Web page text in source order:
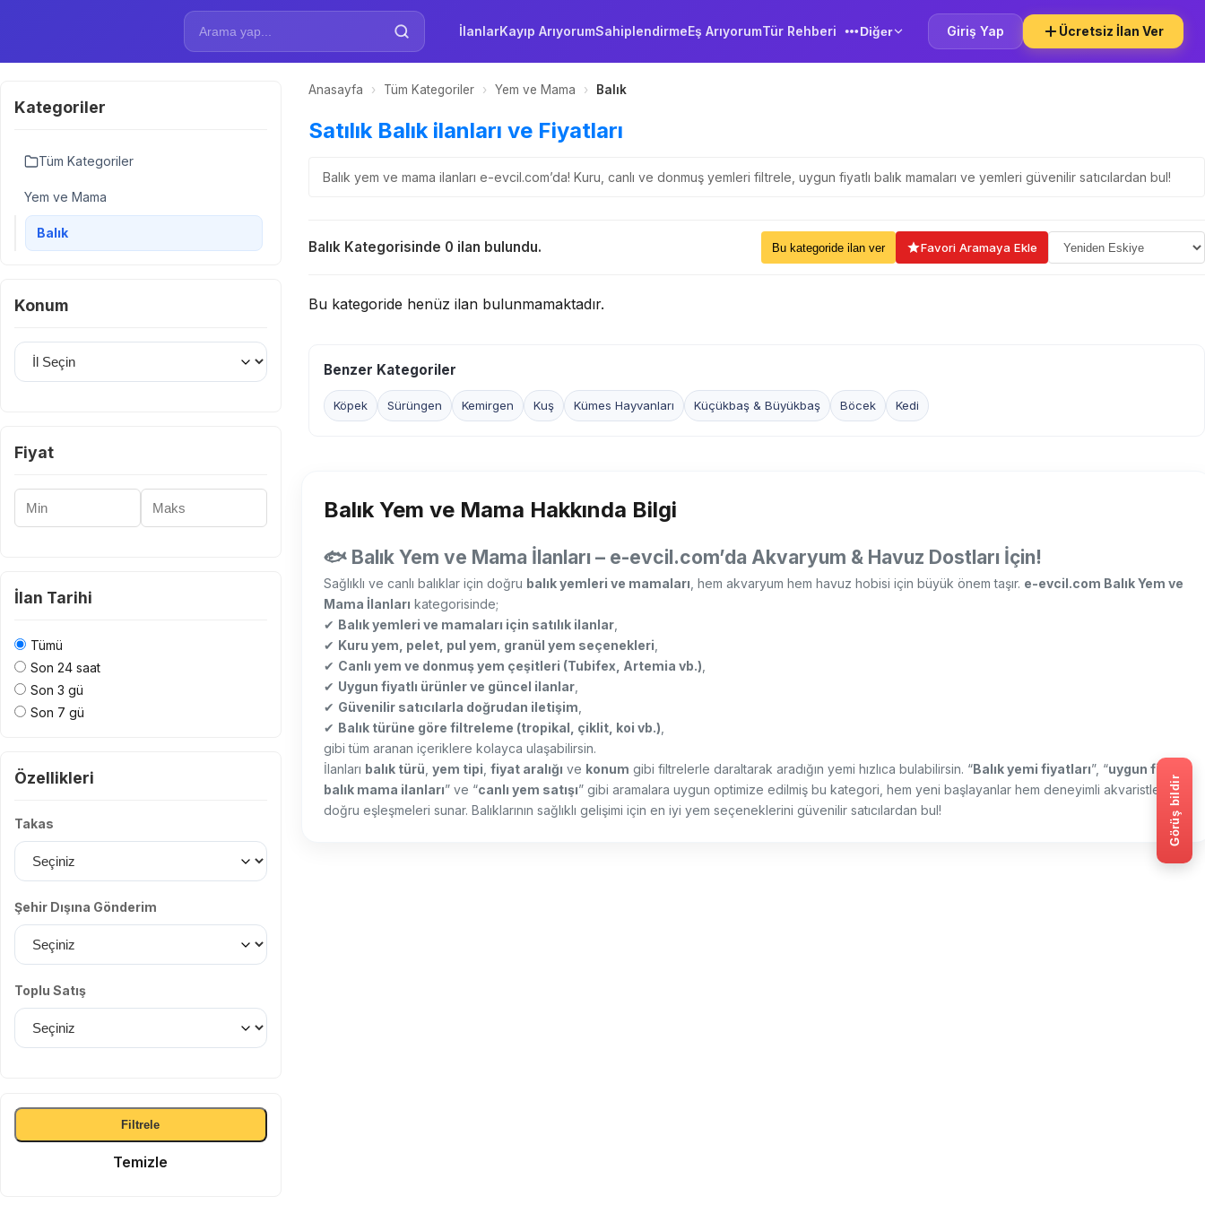
İlanlarKayıp ArıyorumSahiplendirmeEş ArıyorumTür Rehberi Diğer Giriş Yap Ücretsiz İlan Ver
Kategoriler
Tüm Kategoriler
Yem ve Mama
Balık
Konum
İl Seçin
Fiyat
Minimum Fiyat
Maksimum Fiyat
İlan Tarihi
Tümü
Son 24 saat
Son 3 gü
Son 7 gü
Özellikleri
Takas
Şehir Dışına Gönderim
Toplu Satış
Filtrele
Temizle
Anasayfa › Tüm Kategoriler › Yem ve Mama › Balık
Satılık Balık ilanları ve Fiyatları
Balık yem ve mama ilanları e-evcil.com’da! Kuru, canlı ve donmuş yemleri filtrele, uygun fiyatlı balık mamaları ve yemleri güvenilir satıcılardan bul!
Balık Kategorisinde 0 ilan bulundu. Bu kategoride ilan ver Favori Aramaya Ekle
Sıralama Seçin
Bu kategoride henüz ilan bulunmamaktadır.
Benzer Kategoriler
Köpek Sürüngen Kemirgen Kuş Kümes Hayvanları Küçükbaş & Büyükbaş Böcek Kedi
Balık Yem ve Mama Hakkında Bilgi
🐟 Balık Yem ve Mama İlanları – e-evcil.com’da Akvaryum & Havuz Dostları İçin!
Sağlıklı ve canlı balıklar için doğru balık yemleri ve mamaları , hem akvaryum hem havuz hobisi için büyük önem taşır. e-evcil.com Balık Yem ve
Mama İlanları kategorisinde;
✔ Balık yemleri ve mamaları için satılık ilanlar,
✔ Kuru yem, pelet, pul yem, granül yem seçenekleri
✔ Canlı yem ve donmuş yem çeşitleri (Tubifex, Artemia vb.)
✔ Uygun fiyatlı ürünler ve güncel ilanlar,
✔ Güvenilir satıcılarla doğrudan iletişim
✔ Balık türüne göre filtreleme (tropikal, çiklit, koi vb.)
gibi tüm aranan içeriklere kolayca ulaşabilirsin.
İlanları balık türü yem tipi fiyat aralığı ve konum gibi filtrelerle daraltarak aradığın yemi hızlıca bulabilirsin. “Balık yemi fiyatları”, “uygun fiyatlı
balık mama ilanları” ve “canlı yem satışı” gibi aramalara uygun optimize edilmiş bu kategori, hem yeni başlayanlar hem deneyimli akvaristler için
doğru eşleşmeleri sunar. Balıklarının sağlıklı gelişimi için en iyi yem seçeneklerini güvenilir satıcılardan bul!
Görüş bildir